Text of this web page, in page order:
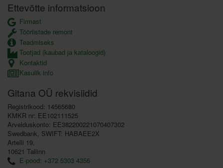
Ettevõtte informatsioon
Firmast
Tööriistade remont
Teadmiseks
Tootjad (kaubad ja kataloogid)
Kontaktid
Kasulik info
Gitana OÜ rekvisiidid
Registrikood: 14565680
KMKR nr: EE102111525
Arvelduskonto: EE382200221070407302
Swedbank, SWIFT: HABAEE2X
Artelli 19,
10621 Tallinn
E-pood: +372 5303 4356